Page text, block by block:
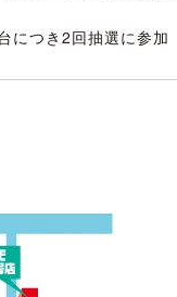
につき2回抽選に参加